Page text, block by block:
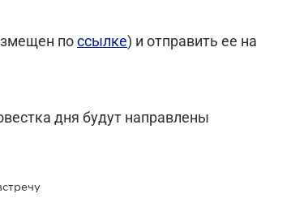
поссылке) и отправить ее на
дня будут направлены